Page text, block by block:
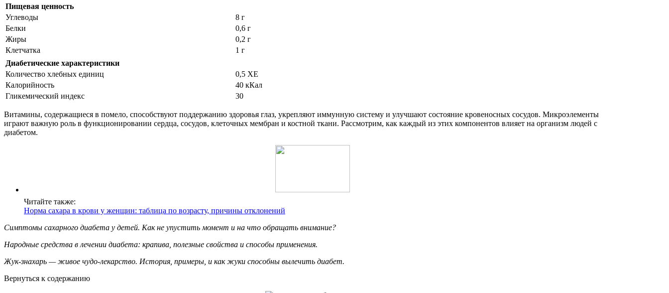
Пищевая ценность
Углеводы
8 г
Белки
0,6 г
Жиры
0,2 г
Клетчатка
1 г
Диабетические характеристики
Количество хлебных единиц
0,5 ХЕ
Калорийность
40 кКал
Гликемический индекс
30
Витамины, содержащиеся в помело, способствуют поддержанию здоровья глаз, укрепляют иммунную систему и улучшают состояние кровеносных сосудов. Микроэлементы
играют важную роль в функционировании сердца, сосудов, клеточных мембран и костной ткани. Рассмотрим, как каждый из этих компонентов влияет на организм людей с
диабетом.
Читайте также:
Норма сахара в крови у женщин: таблица по возрасту, причины отклонений
Симптомы сахарного диабета у детей. Как не упустить момент и на что обращать внимание?
Народные средства в лечении диабета: крапива, полезные свойства и способы применения.
Жук-знахарь — живое чудо-лекарство. История, примеры, и как жуки способны вылечить диабет.
Вернуться к содержанию